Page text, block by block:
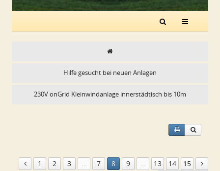
Hilfe gesucht bei neuen Anlagen
230V onGrid Kleinwindanlage innerstädtisch bis 10m
1 2 3 … 7 8 9 … 13 14
15